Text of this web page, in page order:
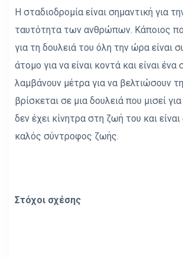
Η σταδιοδρομία είναι σημαντική για
ταυτότητα των ανθρώπων. Κάποιος
για τη δουλειά του όλη την ώρα είναι
άτομο για να είναι κοντά και είναι ένα
λαμβάνουν μέτρα για να βελτιώσουν
βρίσκεται σε μια δουλειά που μισεί
δεν έχει κίνητρα στη ζωή του και είναι
καλός σύντροφος ζωής.
Στόχοι σχέσης